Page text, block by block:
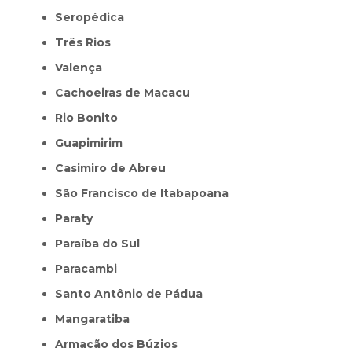
Seropédica
Três Rios
Valença
Cachoeiras de Macacu
Rio Bonito
Guapimirim
Casimiro de Abreu
São Francisco de Itabapoana
Paraty
Paraíba do Sul
Paracambi
Santo Antônio de Pádua
Mangaratiba
Armação dos Búzios